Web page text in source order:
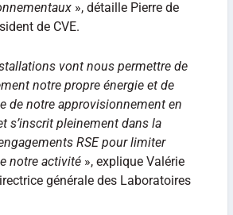
», détaille Pierre de
de CVE.
vont nous permettre de
notre propre énergie et de
de notre approvisionnement en
s’inscrit pleinement dans la
RSE pour limiter
notre activité», explique Valérie
générale des Laboratoires